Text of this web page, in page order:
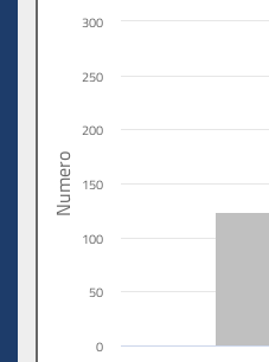
Numero
0
50
100
150
200
250
300